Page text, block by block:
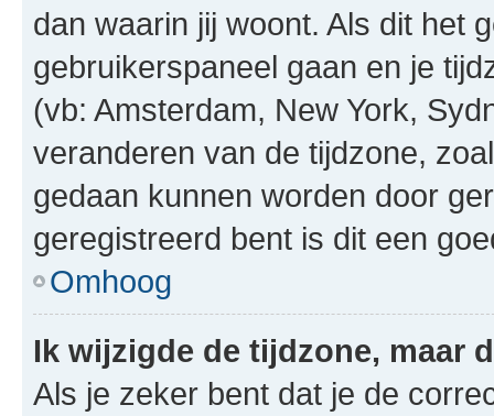
dan waarin jij woont. Als dit het
gebruikerspaneel gaan en je
(vb: Amsterdam, New York,
veranderen van de tijdzone,
gedaan kunnen worden door
geregistreerd bent is dit een
Omhoog
Ik wijzigde de tijdzone, maar
Als je zeker bent dat je de